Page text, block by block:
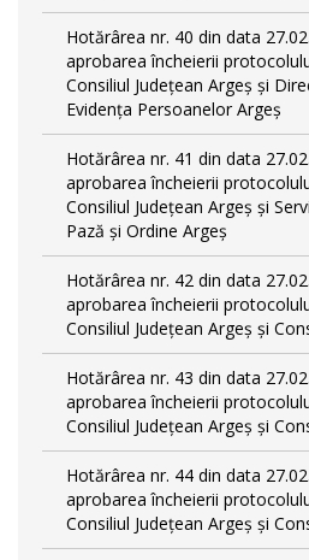
Hotărârea nr. 40 din data
aprobarea încheierii
Consiliul Județean Argeș și
Evidența Persoanelor Argeș
Hotărârea nr. 41 din data
aprobarea încheierii
Consiliul Județean Argeș și
Pază și Ordine Argeș
Hotărârea nr. 42 din data
aprobarea încheierii
Consiliul Județean Argeș și
Hotărârea nr. 43 din data
aprobarea încheierii
Consiliul Județean Argeș și
Hotărârea nr. 44 din data
aprobarea încheierii
Consiliul Județean Argeș și